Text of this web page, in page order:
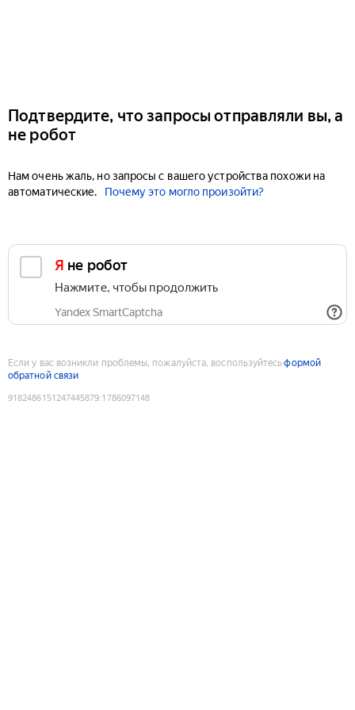
Подтвердите, что запросы отправляли вы, а
не робот
Нам очень жаль, но запросы с вашего устройства похожи на
автоматические.
Почему это могло произойти?
Я не робот
Нажмите, чтобы продолжить
Yandex SmartCaptcha
Если у вас возникли проблемы, пожалуйста, воспользуйтесьформой
обратной связи
9182486151247445879:1786097148